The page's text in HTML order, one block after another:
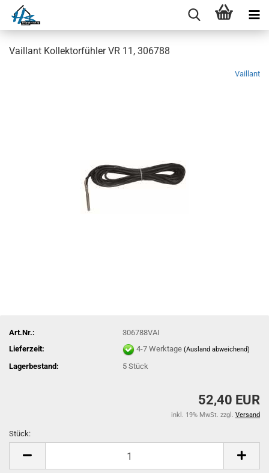
Vaillant Kollektorfühler VR 11, 306788
Vaillant
Art.Nr.:
306788VAI
Lieferzeit:
4-7 Werktage(Ausland abweichend)
Lagerbestand: 5Stück
52,40 EUR
inkl. 19% MwSt. zzgl. Versand
Stück: